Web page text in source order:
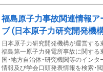
福島原子力事故関連情報ア
ブ (日本原子力研究開発機
日本原子力研究開発機構が運営する
福島第一原子力発電所事故に関する
国・地方自治体・研究機関等のインタ
情報及び学会口頭発表情報を検索・